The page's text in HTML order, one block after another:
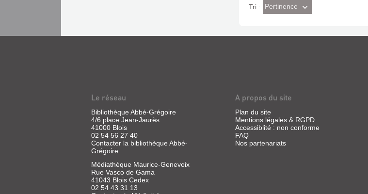
Tri :(Effet
imédiat)
Pertinence
Le réseau
Bibliothèque Abbé-Grégoire
4/6 place Jean-Jaurès
41000 Blois
02 54 56 27 40
Contacter la bibliothèque Abbé-
Grégoire
Médiathèque Maurice-Genevoix
Rue Vasco de Gama
41043 Blois Cedex
02 54 43 31 13
A propos du site
Plan du site
Mentions légales & RGPD
Accessiblité : non conforme
FAQ
Nos partenariats